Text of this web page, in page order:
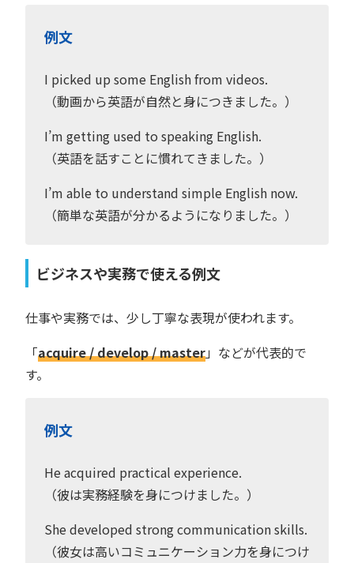
例文
I picked up some English from videos.
（動画から英語が自然と身につきました。）
I’m getting used to speaking English.
（英語を話すことに慣れてきました。）
I’m able to understand simple English now.
（簡単な英語が分かるようになりました。）
ビジネスや実務で使える例文
仕事や実務では、少し丁寧な表現が使われます。
「acquire / develop / master」などが代表的で
す。
例文
He acquired practical experience.
（彼は実務経験を身につけました。）
She developed strong communication skills.
（彼女は高いコミュニケーション力を身につけ